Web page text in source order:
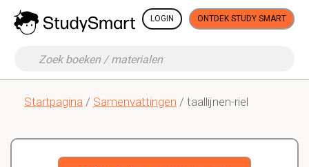
LOGIN ONTDEK STUDY SMART
Startpagina / Samenvattingen / taallijnen-riel